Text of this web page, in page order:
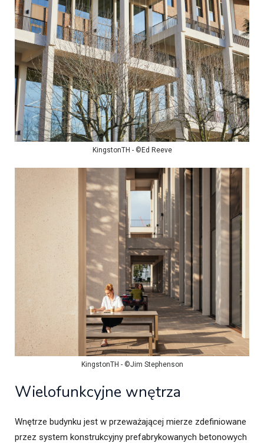
KingstonTH - ©Ed Reeve
KingstonTH - ©Jim Stephenson
Wielofunkcyjne wnętrza
Wnętrze budynku jest w przeważającej mierze zdefiniowane
przez system konstrukcyjny prefabrykowanych betonowych